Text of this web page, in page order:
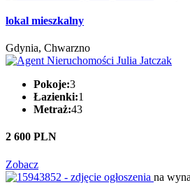
lokal mieszkalny
Gdynia, Chwarzno
Pokoje:3
Łazienki:1
Metraż:43
2 600 PLN
Zobacz
na